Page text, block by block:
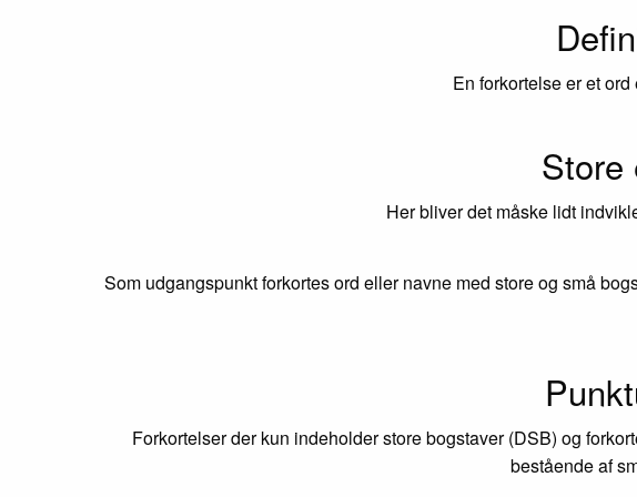
En forkortelse er et
Store
Her bliver det måske lidt
Som udgangspunkt forkortes ord eller navne med store og små
Forkortelser der kun indeholder store bogstaver (DSB) og
bestående af